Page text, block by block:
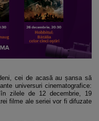
cei de acasă au șansa să
universuri cinematografice:
zilele de 12 decembrie, 19
filme ale seriei vor fi difuzate